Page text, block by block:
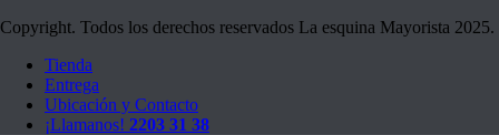
Copyright. Todos los derechos reservados La esquina Mayorista 2025.
Tienda
Entrega
Ubicación y Contacto
¡Llamanos! 2203 31 38